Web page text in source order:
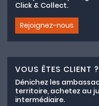
Click & Collect.
Rejoignez-nous
VOUS ÊTES CLIENT ?
Dénichez les
territoire, achetez au
intermédiaire.